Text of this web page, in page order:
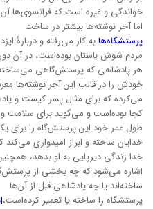
خواندگی و غیره است که فرانسوی‌ها آن
اما آجر نوشته‌ها بیشتر در ساخت
پرستشگاه‌هابه کار می‌رفته و دربارهٔ
مردم شوش باستان بوده‌است، در آن
هر پادشاهی که پرستش‌گاهی
خودش را در قالب این آجر نوشته‌ها
می‌کرده که برای مثال پسر کیست و
کجا بوده‌است و می‌گوید برای سلامت و
طول عمر خود این پرستش‌گاه را برای
خدایان ساخته و ابراز امیدواری می‌کند
خدا زندگی دیرپایی به او بدهد،
اشاره می‌شود که چه بخشی از
ساخته‌اند یا چه پادشاهی قبل از آن‌ها
پرستشگاه را ساخته یا تعمیر کرده‌است،[۵]